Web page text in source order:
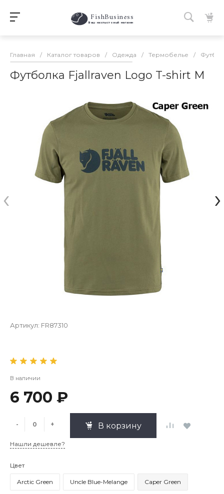
FishBusiness
Ваш нахлыстовый магазин
Главная / Каталог товаров / Одежда / Термобелье /
Футболка Fjallraven Logo T-shirt M
‹ ›
Артикул: FR87310
В наличии
6 700 ₽
- + В корзину
Нашли дешевле?
Цвет
Arctic Green Uncle Blue-Melange Caper Green